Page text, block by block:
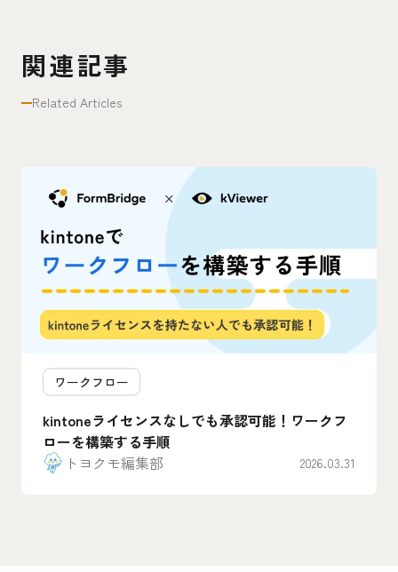
関連記事
Related Articles
ワークフロー
kintoneライセンスなしでも承認可能！ワークフ
ローを構築する手順
トヨクモ編集部
2026.03.31